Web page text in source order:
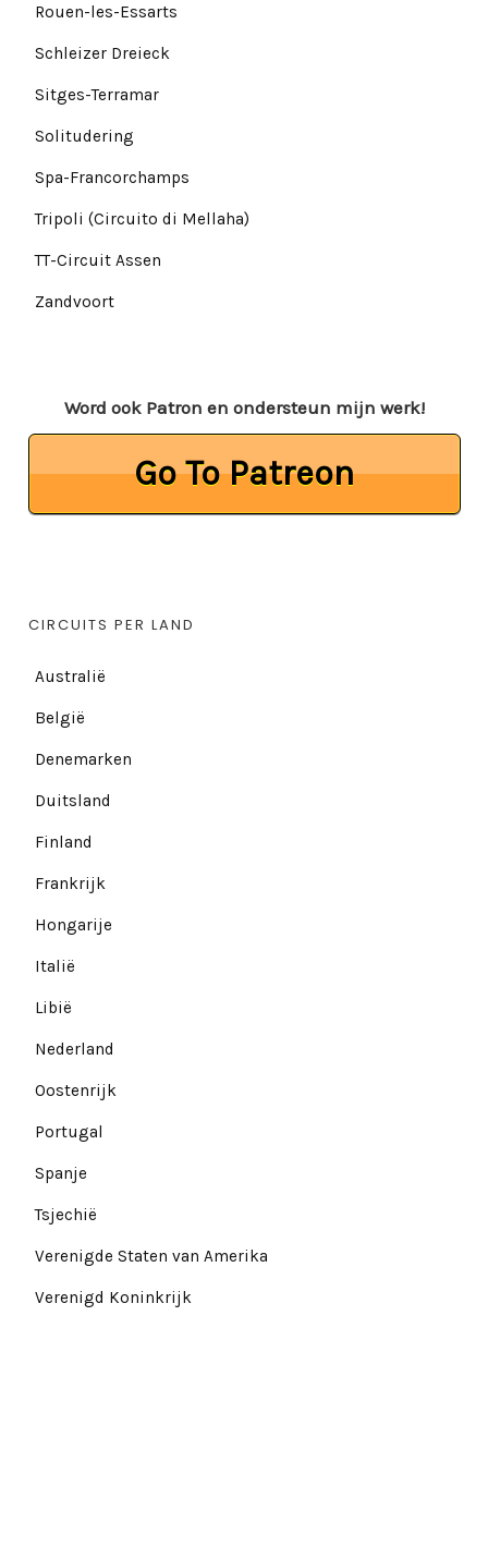
Rouen-les-Essarts
Schleizer Dreieck
Sitges-Terramar
Solitudering
Spa-Francorchamps
Tripoli (Circuito di Mellaha)
TT-Circuit Assen
Zandvoort
Word ook Patron en ondersteun mijn werk!
Go To Patreon
CIRCUITS PER LAND
Australië
België
Denemarken
Duitsland
Finland
Frankrijk
Hongarije
Italië
Libië
Nederland
Oostenrijk
Portugal
Spanje
Tsjechië
Verenigde Staten van Amerika
Verenigd Koninkrijk